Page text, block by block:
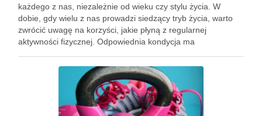
każdego z nas, niezależnie od wieku czy stylu życia. W
dobie, gdy wielu z nas prowadzi siedzący tryb życia, warto
zwrócić uwagę na korzyści, jakie płyną z regularnej
aktywności fizycznej. Odpowiednia kondycja ma
naczyniowego oraz ogólnego samopoczucia. Z …